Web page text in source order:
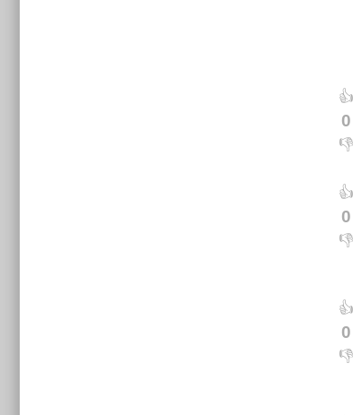
👍
0
👎
👍
0
👎
👍
0
👎